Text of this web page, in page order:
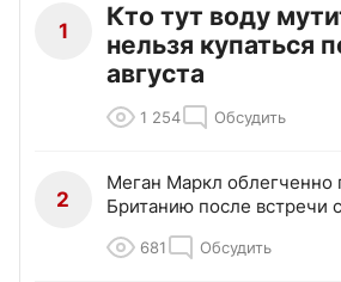
1
Кто тут воду
нельзя купаться
августа
1 254 Обсудить
2
Меган Маркл облегченно
Британию после встречи
681 Обсудить